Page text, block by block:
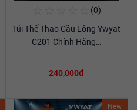
(0)
Túi Thể Thao Cầu Lông Ywyat
C201 Chính Hãng…
240,000đ
New